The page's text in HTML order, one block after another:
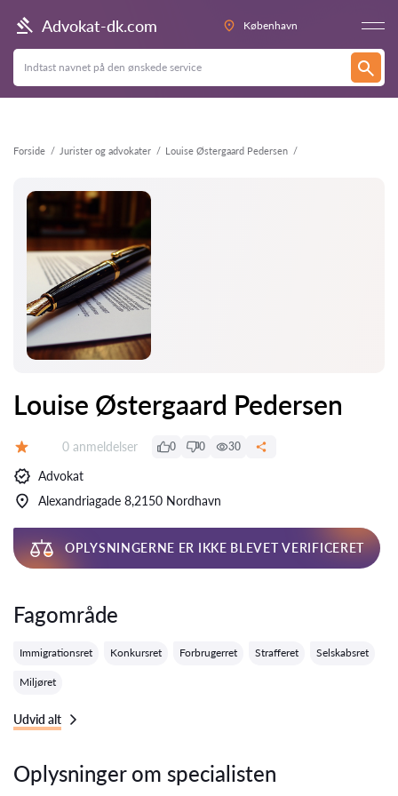
Advokat-dk.com København
Forside Jurister og advokater Louise Østergaard Pedersen
Tilbage
Louise Østergaard Pedersen
Anmeldelser:
0 anmeldelser 0 0 30
Advokat
Alexandriagade 8,2150 Nordhavn
OPLYSNINGERNE ER IKKE BLEVET VERIFICERET
Fagområde
Immigrationsret Konkursret Forbrugerret Strafferet Selskabsret
Miljøret
Udvid alt
Oplysninger om specialisten